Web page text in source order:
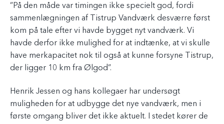
”På den måde var timingen ikke specielt god, fordi
sammenlægningen af Tistrup Vandværk desværre først
kom på tale efter vi havde bygget nyt vandværk. Vi
havde derfor ikke mulighed for at indtænke, at vi skulle
have merkapacitet nok til også at kunne forsyne Tistrup,
der ligger 10 km fra Ølgod”.
Henrik Jessen og hans kollegaer har undersøgt
muligheden for at udbygge det nye vandværk, men i
første omgang bliver det ikke aktuelt. I stedet kører de